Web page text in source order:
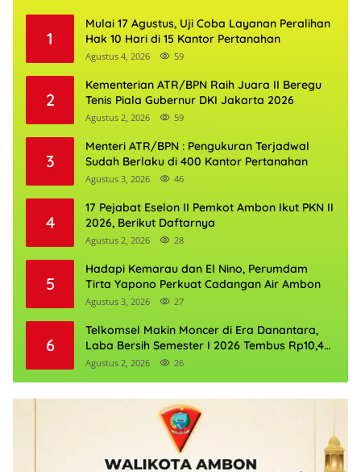
1
Mulai 17 Agustus, Uji Coba Layanan Peralihan
Hak 10 Hari di 15 Kantor Pertanahan
Agustus 4, 2026 59
2
Kementerian ATR/BPN Raih Juara II Beregu
Tenis Piala Gubernur DKI Jakarta 2026
Agustus 2, 2026 59
3
Menteri ATR/BPN : Pengukuran Terjadwal
Sudah Berlaku di 400 Kantor Pertanahan
Agustus 3, 2026 46
4
17 Pejabat Eselon II Pemkot Ambon Ikut PKN II
2026, Berikut Daftarnya
Agustus 2, 2026 28
5
Hadapi Kemarau dan El Nino, Perumdam
Tirta Yapono Perkuat Cadangan Air Ambon
Agustus 3, 2026 27
6
Telkomsel Makin Moncer di Era Danantara,
Laba Bersih Semester I 2026 Tembus Rp10,4
Triliun
Agustus 2, 2026 26